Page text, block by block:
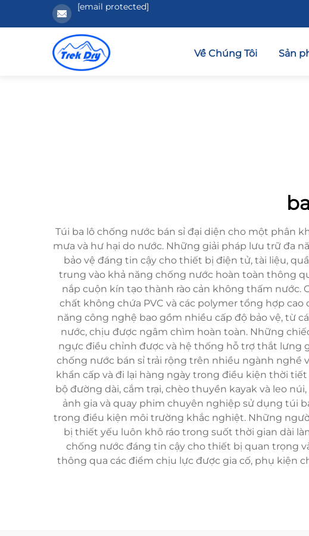
[email protected]
Về Chúng Tôi Sản
Túi ba lô chống nước bán sỉ đại diện cho một phân
mưa và hư hại do nước. Những giải pháp lưu trữ đa
bảo vệ đáng tin cậy cho thiết bị điện tử, tài liệu,
trung vào khả năng chống nước hoàn toàn thông
nắp cuộn kín tạo thành rào cản không thấm nước.
chất không chứa PVC và các polymer tổng hợp
năng công nghệ bao gồm nhiều cấp độ bảo vệ, từ
nước, chịu được ngâm chìm hoàn toàn. Những
ngực điều chỉnh được và hệ thống hỗ trợ thắt lưng
chống nước bán sỉ trải rộng trên nhiều ngành nghề
khẩn cấp và đi lại hàng ngày trong điều kiện thời
bộ đường dài, cắm trại, chèo thuyền kayak và leo
ảnh gia và quay phim chuyên nghiệp sử dụng túi
trong điều kiện môi trường khắc nghiệt. Những
bị thiết yếu luôn khô ráo trong suốt thời gian dài
chống nước đáng tin cậy cho thiết bị quan trọng
thông qua các điểm chịu lực được gia cố, phụ kiện